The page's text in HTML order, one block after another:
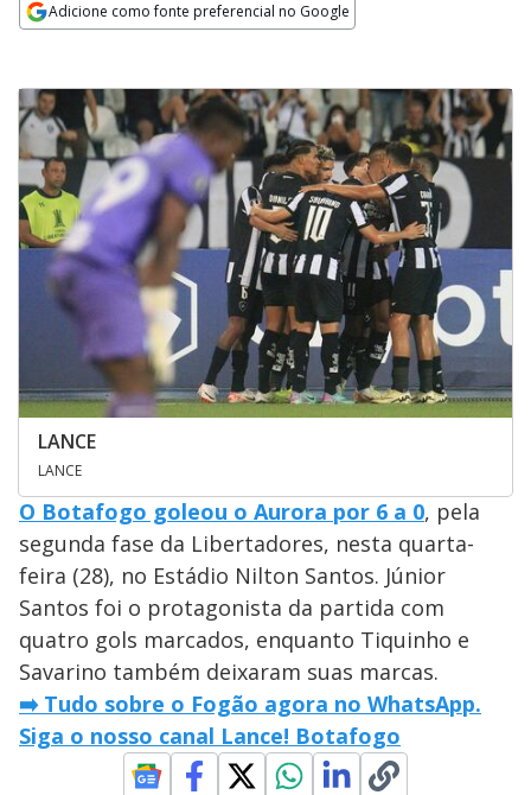
Adicione como fonte preferencial no Google
LANCE
LANCE
O Botafogo goleou o Aurora por 6 a 0, pela
segunda fase da Libertadores, nesta quarta-
feira (28), no Estádio Nilton Santos. Júnior
Santos foi o protagonista da partida com
quatro gols marcados, enquanto Tiquinho e
Savarino também deixaram suas marcas.
➡️ Tudo sobre o Fogão agora no WhatsApp.
Siga o nosso canal Lance! Botafogo